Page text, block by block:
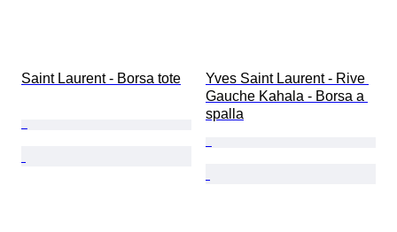
Saint Laurent - Borsa tote
Yves Saint Laurent - Rive
Gauche Kahala - Borsa a
spalla